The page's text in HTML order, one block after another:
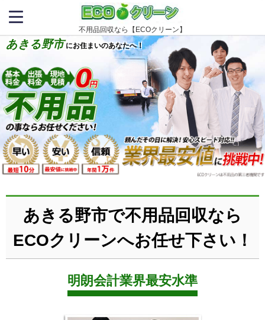
不用品回収なら【ECOクリーン】
あきる野市 にお住まいのあなたへ！
あきる野市で不用品回収なら
ECOクリーンへお任せ下さい！
明朗会計業界最安水準